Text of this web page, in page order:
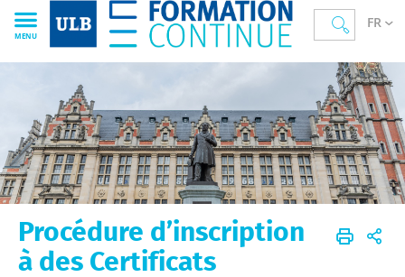
FR
MENU
Formation continue Formation continue Accueil
Notre offre
Certificats d'université
Procédure d’inscription
à des Certificats